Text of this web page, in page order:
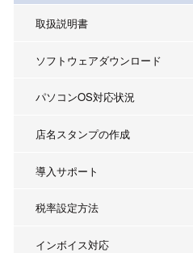
取扱説明書
ソフトウェアダウンロード
パソコンOS対応状況
店名スタンプの作成
導入サポート
税率設定方法
インボイス対応